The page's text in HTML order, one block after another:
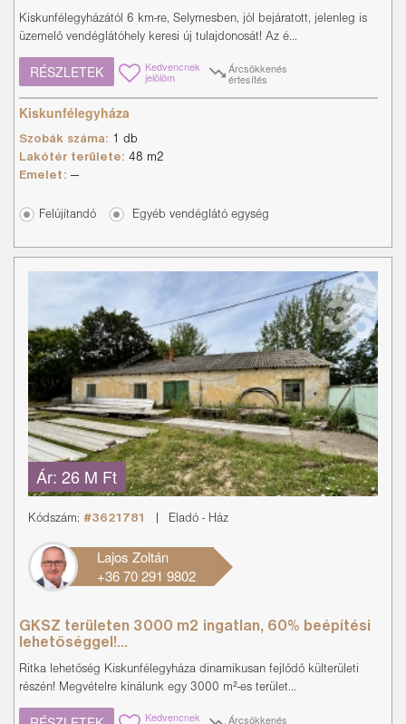
Kiskunfélegyházától 6 km-re, Selymesben, jól bejáratott, jelenleg is
üzemelő vendéglátóhely keresi új tulajdonosát! Az é...
RÉSZLETEK Kedvencnek
jelölöm
Árcsökkenés
értesítés
Kiskunfélegyháza
Szobák száma: 1 db
Lakótér területe: 48 m2
Emelet: ---
Felújítandó Egyéb vendéglátó egység
Ár: 26 M Ft
Kódszám: #3621781 Eladó - Ház
Lajos Zoltán
+36 70 291 9802
GKSZ területen 3000 m2 ingatlan, 60% beépítési
lehetőséggel!...
Ritka lehetőség Kiskunfélegyháza dinamikusan fejlődő külterületi
részén! Megvételre kínálunk egy 3000 m²-es terület...
Kedvencnek Árcsökkenés